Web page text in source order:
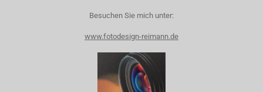
Besuchen Sie mich unter:
www.fotodesign-reimann.de